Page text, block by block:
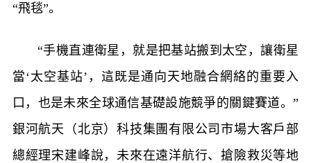
“飛毯”。
“手機直連衛星，就是把基站搬到太空，讓衛星
當‘太空基站’，這既是通向天地融合網絡的重要入
口，也是未來全球通信基礎設施競爭的關鍵賽道。”
銀河航天（北京）科技集團有限公司市場大客戶部
總經理宋建峰說，未來在遠洋航行、搶險救災等地